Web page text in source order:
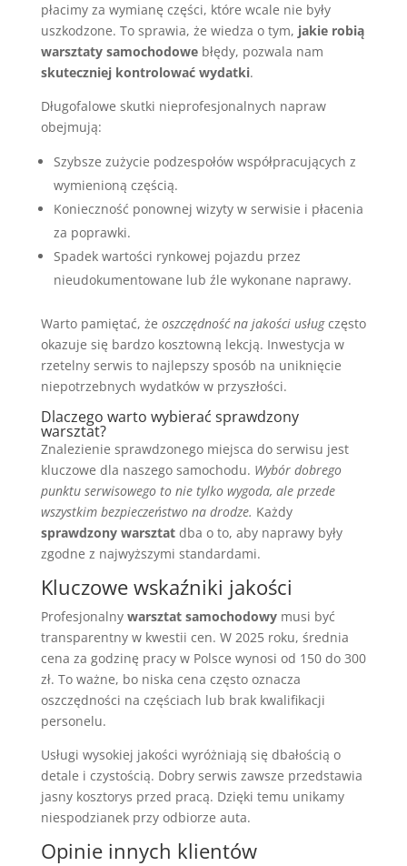
płacimy za wymianę części, które wcale nie były
uszkodzone. To sprawia, że wiedza o tym, jakie robią
warsztaty samochodowebłędy, pozwala nam
skuteczniej kontrolować wydatki.
Długofalowe skutki nieprofesjonalnych napraw
obejmują:
Szybsze zużycie podzespołów współpracujących z
wymienioną częścią.
Konieczność ponownej wizyty w serwisie i płacenia
za poprawki.
Spadek wartości rynkowej pojazdu przez
nieudokumentowane lub źle wykonane naprawy.
Warto pamiętać, że oszczędność na jakości usługczęsto
okazuje się bardzo kosztowną lekcją. Inwestycja w
rzetelny serwis to najlepszy sposób na uniknięcie
niepotrzebnych wydatków w przyszłości.
Dlaczego warto wybierać sprawdzony
warsztat?
Znalezienie sprawdzonego miejsca do serwisu jest
kluczowe dla naszego samochodu. Wybór dobrego
punktu serwisowego to nie tylko wygoda, ale przede
wszystkim bezpieczeństwo na drodze. Każdy
sprawdzony warsztatdba o to, aby naprawy były
zgodne z najwyższymi standardami.
Kluczowe wskaźniki jakości
Profesjonalny warsztat samochodowymusi być
transparentny w kwestii cen. W 2025 roku, średnia
cena za godzinę pracy w Polsce wynosi od 150 do 300
zł. To ważne, bo niska cena często oznacza
oszczędności na częściach lub brak kwalifikacji
personelu.
Usługi wysokiej jakości wyróżniają się dbałością o
detale i czystością. Dobry serwis zawsze przedstawia
jasny kosztorys przed pracą. Dzięki temu unikamy
niespodzianek przy odbiorze auta.
Opinie innych klientów